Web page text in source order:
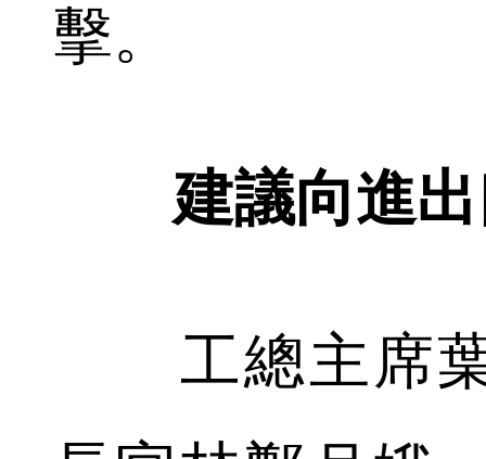
擊。
建議向進
工總主席葉